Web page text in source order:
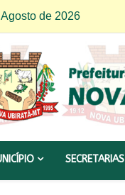
de 2026
SECRETARIAS